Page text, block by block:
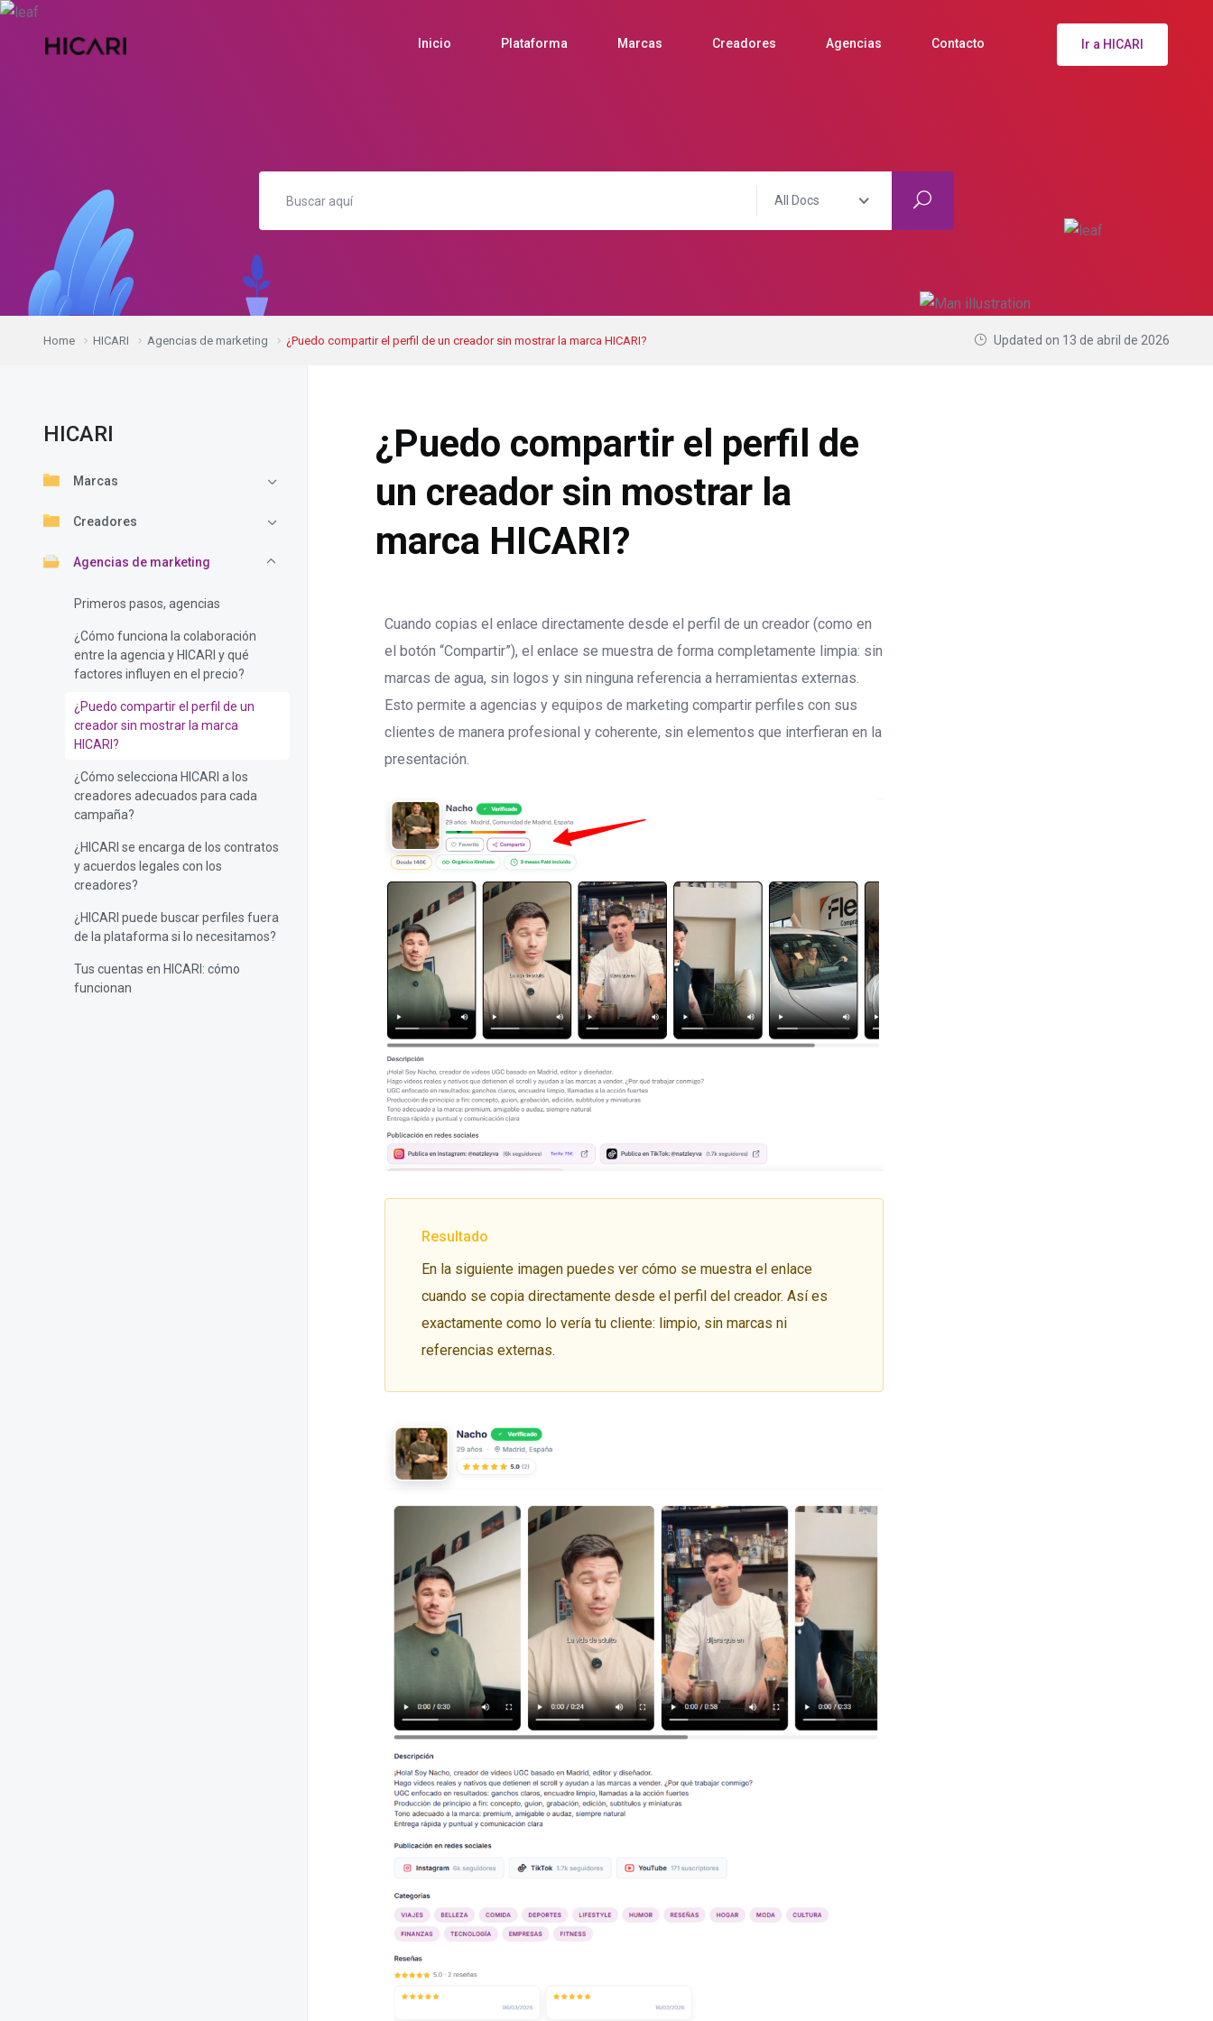
Inicio Plataforma Marcas Creadores Agencias Contacto Ir a HICARI
All Docs
Home HICARI Agencias de marketing ¿Puedo compartir el perfil de un creador sin mostrar la marca HICARI? Updated on 13 de abril de 2026
HICARI
Marcas
Creadores
Agencias de marketing
Primeros pasos, agencias
¿Cómo funciona la colaboración
entre la agencia y HICARI y qué
factores influyen en el precio?
¿Puedo compartir el perfil de un
creador sin mostrar la marca
HICARI?
¿Cómo selecciona HICARI a los
creadores adecuados para cada
campaña?
¿HICARI se encarga de los contratos
y acuerdos legales con los
creadores?
¿HICARI puede buscar perfiles fuera
de la plataforma si lo necesitamos?
Tus cuentas en HICARI: cómo
funcionan
¿Puedo compartir el perfil de
un creador sin mostrar la
marca HICARI?
Cuando copias el enlace directamente desde el perfil de un creador (como en
el botón “Compartir”), el enlace se muestra de forma completamente limpia: sin
marcas de agua, sin logos y sin ninguna referencia a herramientas externas.
Esto permite a agencias y equipos de marketing compartir perfiles con sus
clientes de manera profesional y coherente, sin elementos que interfieran en la
presentación.
Resultado
En la siguiente imagen puedes ver cómo se muestra el enlace
cuando se copia directamente desde el perfil del creador. Así es
exactamente como lo vería tu cliente: limpio, sin marcas ni
referencias externas.